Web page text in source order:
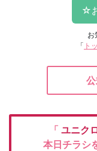
お
「 ト
「 ユニク
本日チラシ